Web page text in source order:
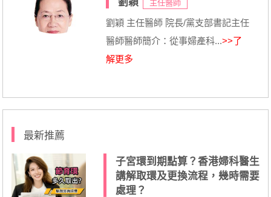
主任醫師
劉穎 主任醫師 院長/黨支部書記主任
醫師醫師簡介：從事婦產科...>>了
解更多
最新推薦
子宮環到期點算？香港婦科醫生
講解取環及更換流程，幾時需要
處理？